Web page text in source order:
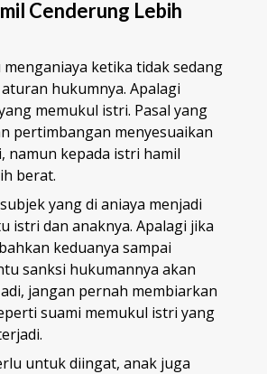
Cenderung Lebih
ketika tidak sedang
hukumnya. Apalagi
memukul istri. Pasal yang
pertimbangan menyesuaikan
namun kepada istri hamil
berat.
yang di aniaya menjadi
istri dan anaknya. Apalagi jika
keduanya sampai
sanksi hukumannya akan
jangan pernah membiarkan
suami memukul istri yang
untuk diingat, anak juga